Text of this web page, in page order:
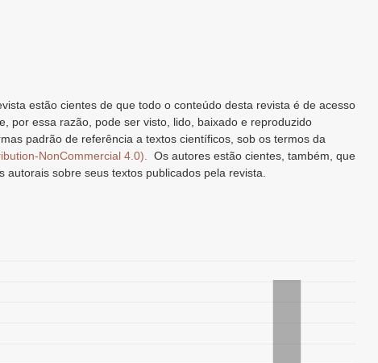
estão cientes de que todo o conteúdo desta revista é de acesso
por essa razão, pode ser visto, lido, baixado e reproduzido
padrão de referência a textos científicos, sob os termos da
NonCommercial 4.0).
Os autores estão cientes, também, que
autorais sobre seus textos publicados pela revista.